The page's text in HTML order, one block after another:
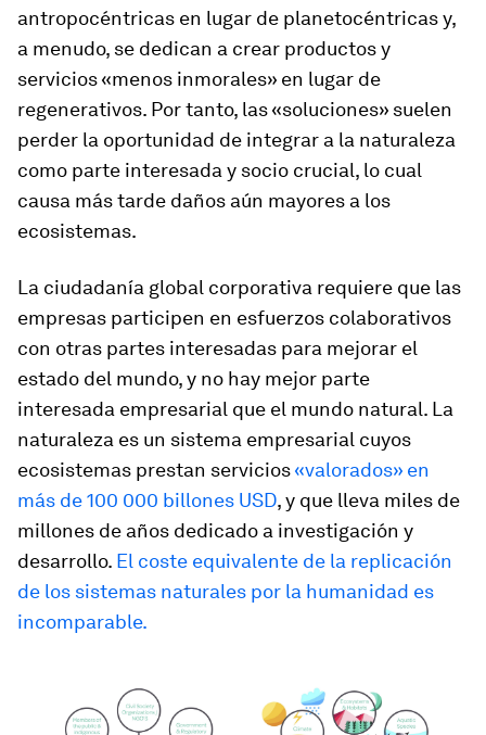
antropocéntricas en lugar de planetocéntricas y,
a menudo, se dedican a crear productos y
servicios «menos inmorales» en lugar de
regenerativos. Por tanto, las «soluciones» suelen
perder la oportunidad de integrar a la naturaleza
como parte interesada y socio crucial, lo cual
causa más tarde daños aún mayores a los
ecosistemas.
La ciudadanía global corporativa requiere que las
empresas participen en esfuerzos colaborativos
con otras partes interesadas para mejorar el
estado del mundo, y no hay mejor parte
interesada empresarial que el mundo natural. La
naturaleza es un sistema empresarial cuyos
ecosistemas prestan servicios«valorados» en
más de 100 000 billones USD, y que lleva miles de
millones de años dedicado a investigación y
desarrollo. El coste equivalente de la replicación
de los sistemas naturales por la humanidad es
incomparable.